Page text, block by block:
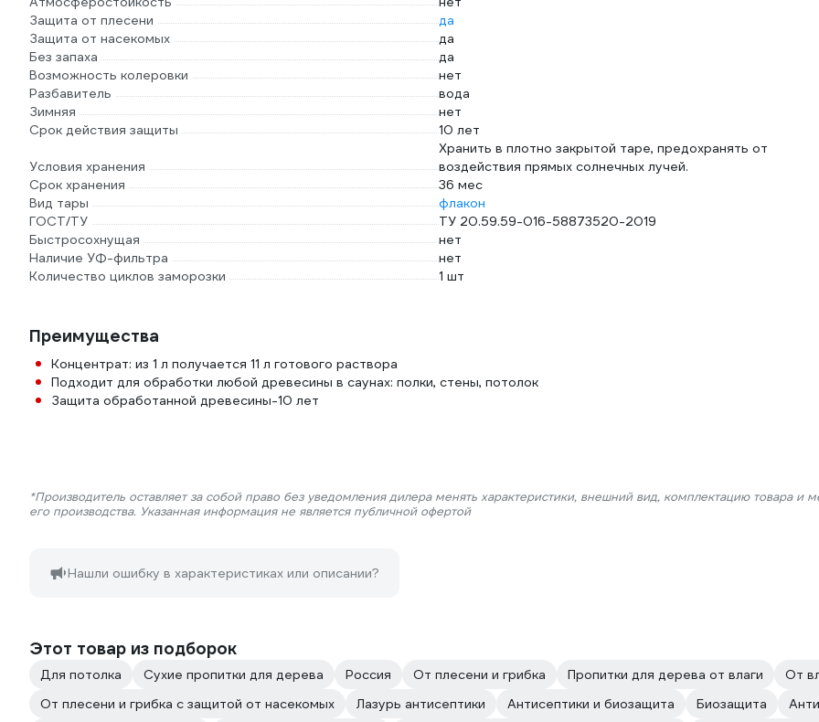
Защита от плесени
да
Защита от насекомых
да
Без запаха
да
Возможность колеровки
нет
Разбавитель
вода
Зимняя
нет
Срок действия защиты
10 лет
Условия хранения
Хранить в плотно закрытой таре, предохранять от
воздействия прямых солнечных лучей.
Срок хранения
36 мес
Вид тары
флакон
ГОСТ/ТУ
ТУ 20.59.59-016-58873520-2019
Быстросохнущая
нет
Наличие УФ-фильтра
нет
Количество циклов заморозки
1 шт
Преимущества
Концентрат: из 1 л получается 11 л готового раствора
Подходит для обработки любой древесины в саунах: полки, стены, потолок
Защита обработанной древесины-10 лет
*Производитель оставляет за собой право без уведомления дилера менять характеристики, внешний вид, комплектацию товара и
его производства. Указанная информация не является публичной офертой
Нашли ошибку в характеристиках или описании?
Этот товар из подборок
Для потолка Сухие пропитки для дерева Россия От плесени и грибка Пропитки для дерева от влаги
От
От плесени и грибка с защитой от насекомых
Лазурь антисептики Антисептики и биозащита Биозащита